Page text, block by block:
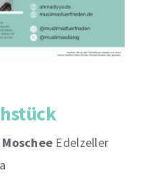
Edelzeller